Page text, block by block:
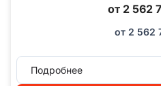
от 2 562
от 2 562
Подробнее